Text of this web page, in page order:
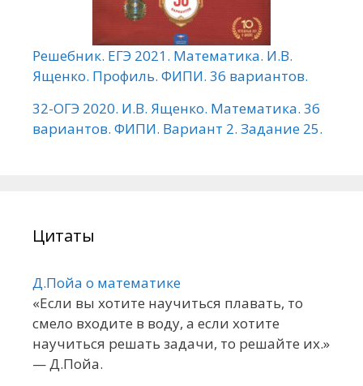
Решебник. ЕГЭ 2021. Математика. И.В.
Ященко. Профиль. ФИПИ. 36 вариантов.
32-ОГЭ 2020. И.В. Ященко. Математика. 36
вариантов. ФИПИ. Вариант 2. Задание 25.
Цитаты
Д.Пойа о математике
«Если вы хотите научиться плавать, то
смело входите в воду, а если хотите
научиться решать задачи, то решайте их.»
— Д.Пойа.